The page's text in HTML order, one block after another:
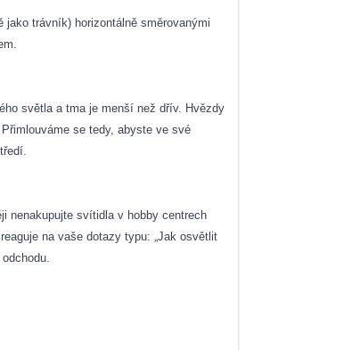
trávník) horizontálně směrovanými
světla a tma je menší než dřív. Hvězdy
se tedy, abyste ve své
nenakupujte svítidla v hobby centrech
na vaše dotazy typu: „Jak osvětlit